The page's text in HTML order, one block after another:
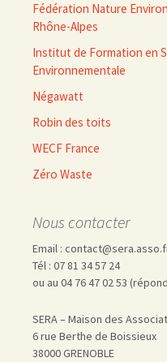
Fédération Nature
Rhône-Alpes
Institut de Formation en
Environnementale
Négawatt
Robin des toits
WECF France
Zéro Waste
Nous contacter
Email :
Tél : 07 81 34 57 24
ou au 04 76 47 02 53
SERA – Maison des
6 rue Berthe de Boissieux
38000 GRENOBLE